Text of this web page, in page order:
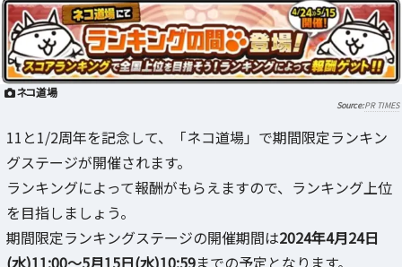
ネコ道場
PR TIMES
11と1/2周年を記念して、「ネコ道場」で期間限定ランキン
グステージが開催されます。
ランキングによって報酬がもらえますので、ランキング上位
を目指しましょう。
期間限定ランキングステージの開催期間は2024年4月24日